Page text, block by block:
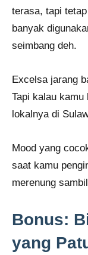
terasa, tapi
banyak
seimbang deh.
Excelsa jarang
Tapi kalau
lokalnya di
Mood yang
saat kamu
merenung
Bonus:
yang